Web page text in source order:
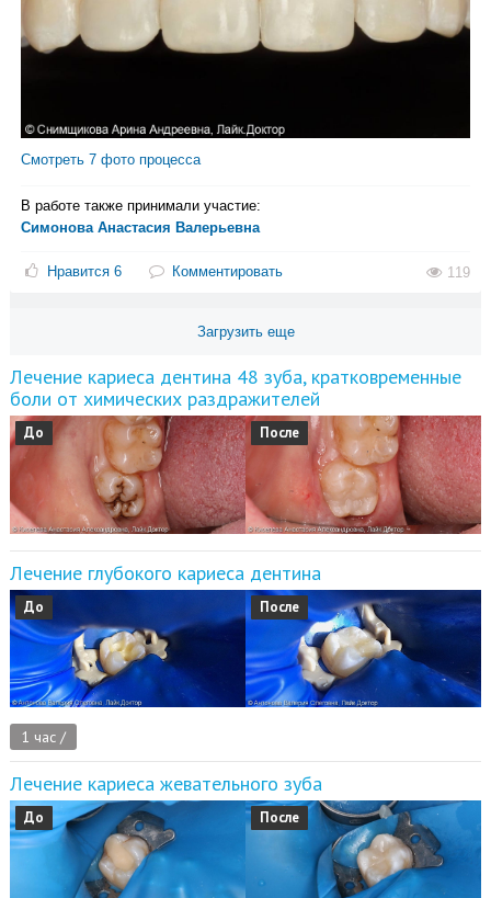
Лечение кариеса дентина 48 зуба, кратковременные
боли от химических раздражителей
До После
Лечение глубокого кариеса дентина
До После
1 час /
Лечение кариеса жевательного зуба
До После